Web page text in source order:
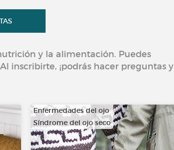
y la alimentación. Puedes
inscribirte, ¡podrás hacer preguntas y
Enfermedades del ojo
Síndrome del ojo seco